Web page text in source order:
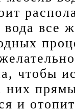
все
чтобы
них
и